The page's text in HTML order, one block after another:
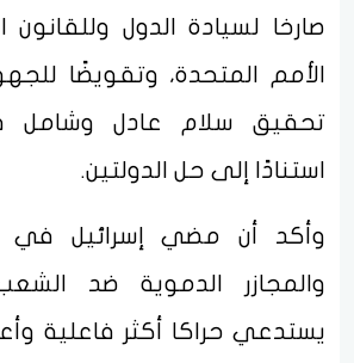
صارخا لسيادة الدول وللقانون
الأمم المتحدة، وتقويضًا
تحقيق سلام عادل وشامل
استنادًا إلى حل الدولتين.
وأكد أن مضي إسرائيل في
والمجازر الدموية ضد
يستدعي حراكا أكثر فاعلية